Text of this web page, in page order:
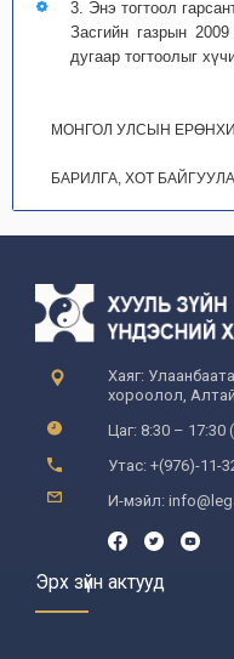
3. Энэ тогтоол
Засгийн газрын
дугаар тогтоолыг
МОНГОЛ УЛСЫН
БАРИЛГА, ХОТ
Хаяг:
хороолол,
Цаг: 8:30 – 17:30
Утас: +(976)-11-
И-мэйл:
Эрх зүйн актууд